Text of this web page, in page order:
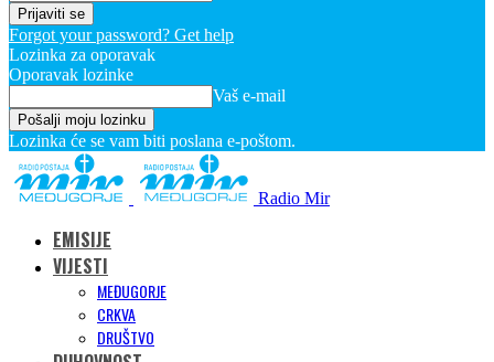
Forgot your password? Get help
Lozinka za oporavak
Oporavak lozinke
Vaš e-mail
Lozinka će se vam biti poslana e-poštom.
Radio Mir
EMISIJE
VIJESTI
MEĐUGORJE
CRKVA
DRUŠTVO